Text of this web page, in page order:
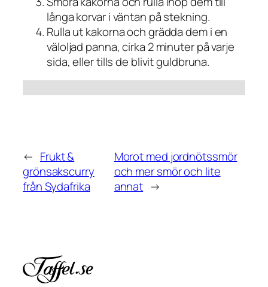
långa korvar i väntan på stekning.
Rulla ut kakorna och grädda dem i en
väloljad panna, cirka 2 minuter på varje
sida, eller tills de blivit guldbruna.
← Frukt &
grönsakscurry
från Sydafrika
Morot med jordnötssmör
och mer smör och lite
annat →